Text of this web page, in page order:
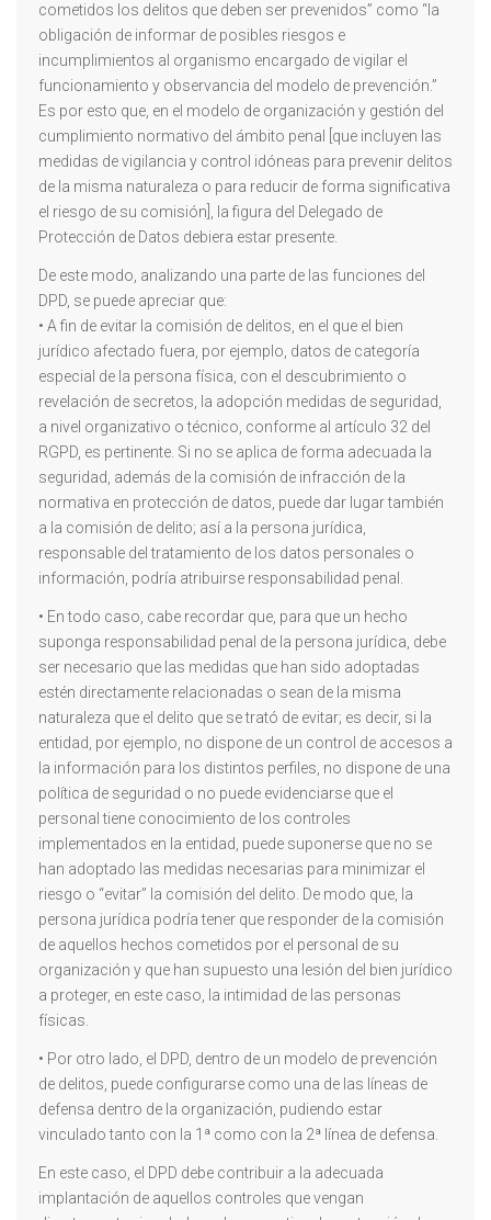
cometidos los delitos que deben ser prevenidos” como “la
obligación de informar de posibles riesgos e
incumplimientos al organismo encargado de vigilar el
funcionamiento y observancia del modelo de prevención.”
Es por esto que, en el modelo de organización y gestión del
cumplimiento normativo del ámbito penal [que incluyen las
medidas de vigilancia y control idóneas para prevenir delitos
de la misma naturaleza o para reducir de forma significativa
el riesgo de su comisión], la figura del Delegado de
Protección de Datos debiera estar presente.
De este modo, analizando una parte de las funciones del
DPD, se puede apreciar que:
• A fin de evitar la comisión de delitos, en el que el bien
jurídico afectado fuera, por ejemplo, datos de categoría
especial de la persona física, con el descubrimiento o
revelación de secretos, la adopción medidas de seguridad,
a nivel organizativo o técnico, conforme al artículo 32 del
RGPD, es pertinente. Si no se aplica de forma adecuada la
seguridad, además de la comisión de infracción de la
normativa en protección de datos, puede dar lugar también
a la comisión de delito; así a la persona jurídica,
responsable del tratamiento de los datos personales o
información, podría atribuirse responsabilidad penal.
• En todo caso, cabe recordar que, para que un hecho
suponga responsabilidad penal de la persona jurídica, debe
ser necesario que las medidas que han sido adoptadas
estén directamente relacionadas o sean de la misma
naturaleza que el delito que se trató de evitar; es decir, si la
entidad, por ejemplo, no dispone de un control de accesos a
la información para los distintos perfiles, no dispone de una
política de seguridad o no puede evidenciarse que el
personal tiene conocimiento de los controles
implementados en la entidad, puede suponerse que no se
han adoptado las medidas necesarias para minimizar el
riesgo o “evitar” la comisión del delito. De modo que, la
persona jurídica podría tener que responder de la comisión
de aquellos hechos cometidos por el personal de su
organización y que han supuesto una lesión del bien jurídico
a proteger, en este caso, la intimidad de las personas
físicas.
• Por otro lado, el DPD, dentro de un modelo de prevención
de delitos, puede configurarse como una de las líneas de
defensa dentro de la organización, pudiendo estar
vinculado tanto con la 1ª como con la 2ª línea de defensa.
En este caso, el DPD debe contribuir a la adecuada
implantación de aquellos controles que vengan